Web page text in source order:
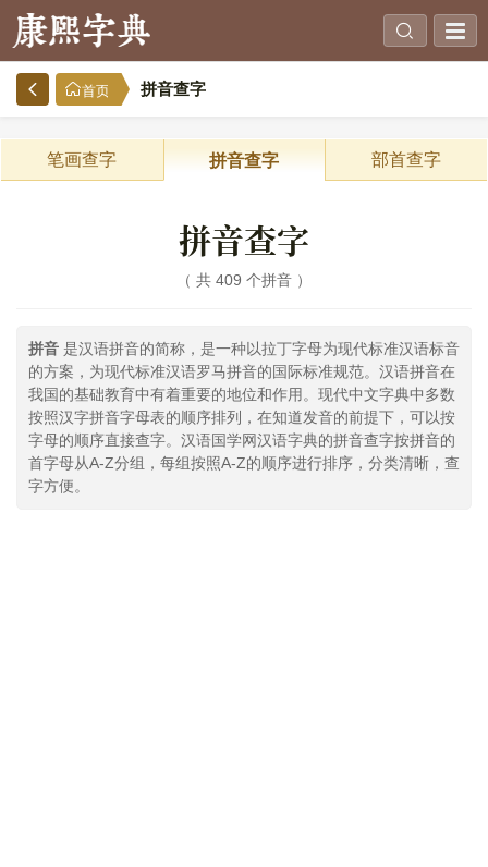
首页 拼音查字
笔画查字 拼音查字 部首查字
拼音查字
共 409 个拼音
拼音 是汉语拼音的简称，是一种以拉丁字母为现代标准汉语标音
的方案，为现代标准汉语罗马拼音的国际标准规范。汉语拼音在
我国的基础教育中有着重要的地位和作用。现代中文字典中多数
按照汉字拼音字母表的顺序排列，在知道发音的前提下，可以按
字母的顺序直接查字。汉语国学网汉语字典的拼音查字按拼音的
首字母从A-Z分组，每组按照A-Z的顺序进行排序，分类清晰，查
字方便。